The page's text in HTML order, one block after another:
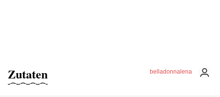
belladonnalena
Zutaten